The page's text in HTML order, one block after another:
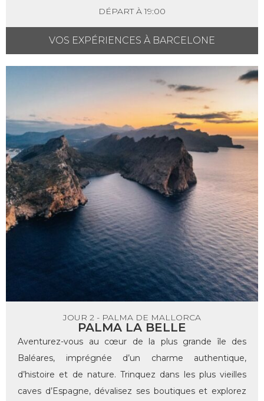
DÉPART À 19:00
VOS EXPÉRIENCES À BARCELONE
JOUR 2 - PALMA DE MALLORCA
PALMA LA BELLE
Aventurez-vous au cœur de la plus grande île des
Baléares, imprégnée d’un charme authentique,
d’histoire et de nature. Trinquez dans les plus vieilles
caves d’Espagne, dévalisez ses boutiques et explorez